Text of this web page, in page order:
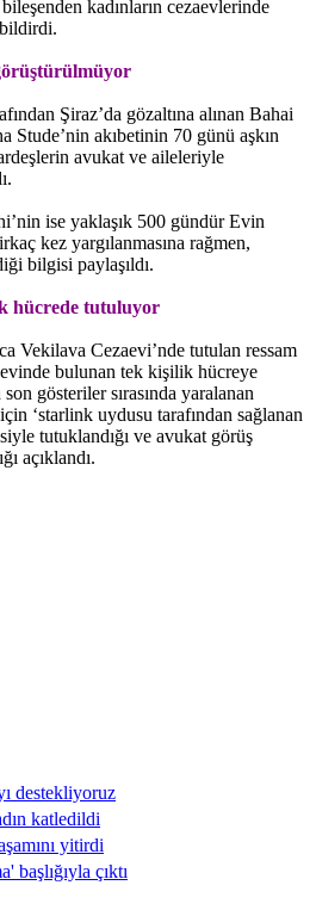
kadınların cezaevlerinde
Şiraz’da gözaltına alınan Bahai
Stude’nin akıbetinin 70 günü aşkın
avukat ve aileleriyle
ise yaklaşık 500 gündür Evin
kez yargılanmasına rağmen,
bilgisi paylaşıldı.
hücrede tutuluyor
Vekilava Cezaevi’nde tutulan ressam
bulunan tek kişilik hücreye
gösteriler sırasında yaralanan
‘starlink uydusu tarafından sağlanan
tutuklandığı ve avukat görüş
açıklandı.
destekliyoruz
katledildi
yitirdi
başlığıyla çıktı